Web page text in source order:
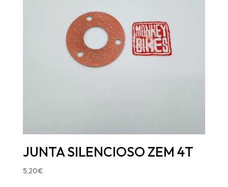
JUNTA SILENCIOSO ZEM 4T
5,20€